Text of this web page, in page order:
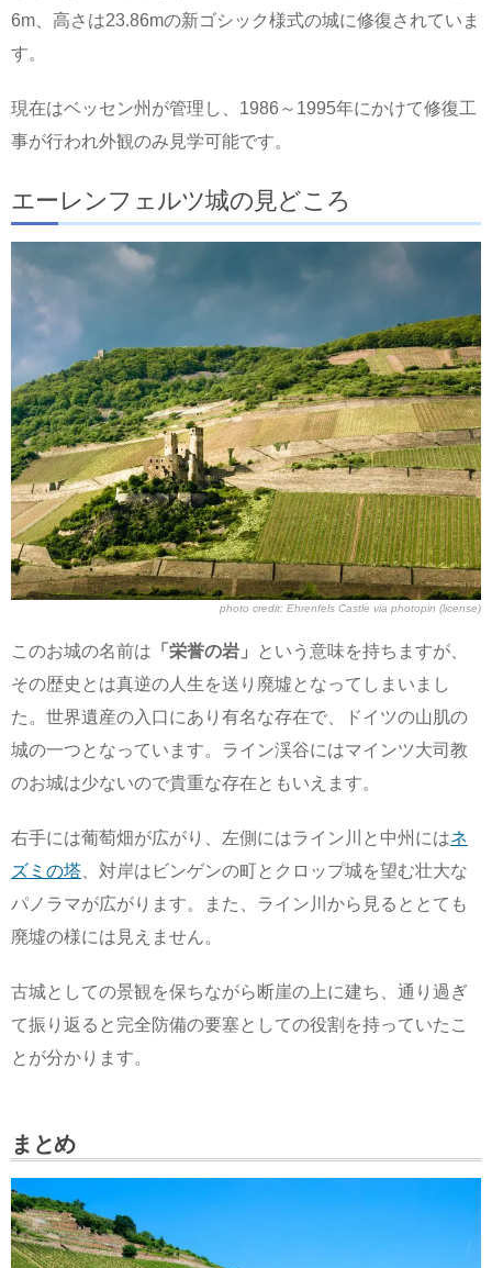
6m、高さは23.86mの新ゴシック様式の城に修復されていま
す。
現在はベッセン州が管理し、1986～1995年にかけて修復工
事が行われ外観のみ見学可能です。
エーレンフェルツ城の見どころ
photo credit: Ehrenfels Castle via photopin (license)
このお城の名前は 「栄誉の岩」
という意味を持ちますが、
その歴史とは真逆の人生を送り廃墟となってしまいまし
た。世界遺産の入口にあり有名な存在で、ドイツの山肌の
城の一つとなっています。ライン渓谷にはマインツ大司教
のお城は少ないので貴重な存在ともいえます。
右手には葡萄畑が広がり、左側にはライン川と中州にはネ
ズミの塔 、対岸はビンゲンの町とクロップ城を望む壮大な
パノラマが広がります。また、ライン川から見るととても
廃墟の様には見えません。
古城としての景観を保ちながら断崖の上に建ち、通り過ぎ
て振り返ると完全防備の要塞としての役割を持っていたこ
とが分かります。
まとめ